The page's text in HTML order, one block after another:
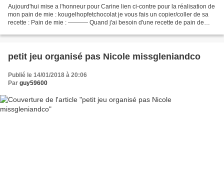
Aujourd'hui mise a l'honneur pour Carine lien ci-contre pour la réalisation de
mon pain de mie : kougelhopfetchocolat je vous fais un copier/coller de sa
recette : Pain de mie : ---------- Quand j'ai besoin d'une recette de pain de
petit jeu organisé pas Nicole missgleniandco
Publié le 14/01/2018 à 20:06
Par guy59600